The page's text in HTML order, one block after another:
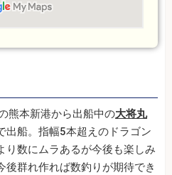
熊本新港から出船中の大将丸
出船。指幅5本超えのドラゴン
り数にムラあるが今後も楽しみ
後群れ作れば数釣りが期待でき